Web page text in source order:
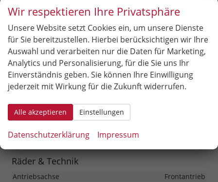
Zentralverriegelung
Zentralverriegelung, Zentralverriegelung mit
Funkfernbedienung, Schlüssellose Zentralverriegelung
(Keyless Go)
Außen
Anhängerkupplung
Abnehmbar
Außenspiegel
verstellbar
Dachreling
Hintertür (Art)
Räder & Technik
Antriebsachse
Frontantrieb
Wir respektieren Ihre Privatsphäre
Unsere Website setzt Cookies ein, um unsere Dienste
für Sie bereitzustellen. Hierbei berücksichtigen wir Ihre
Auswahl und verarbeiten nur die Daten für Marketing,
Analytics und Personalisierung, für die Sie uns Ihr
Einverständnis geben. Sie können Ihre Einwilligung
jederzeit mit Wirkung für die Zukunft widerrufen.
Alle akzeptieren Einstellungen
Datenschutzerklärung Impressum